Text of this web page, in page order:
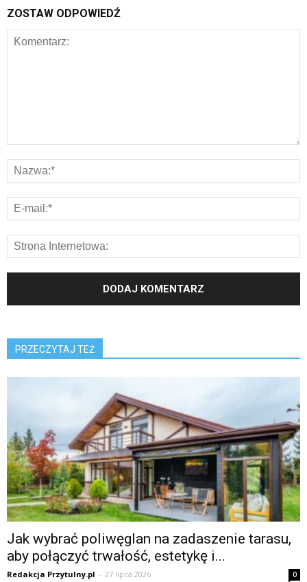
ZOSTAW ODPOWIEDŹ
PRZECZYTAJ TEŻ
Jak wybrać poliwęglan na zadaszenie tarasu,
aby połączyć trwałość, estetykę i...
Redakcja Przytulny.pl - 27 lipca 2026 0